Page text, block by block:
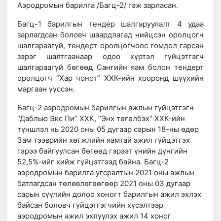
Аэродромын барилга /Багц-2/ гэж зарласан.
Багц-1 барилгын тендер шалгаруулалт 4 удаа
зарлагдсан боловч шаардлагад нийцсэн оролцогч
шалгараагүй, тендерт оролцогчоос гомдол гарсан
зэрэг шалтгаанаар одоо хүртэл гүйцэтгэгч
шалгараагүй бөгөөд Сангийн яам болон тендерт
оролцогч “Хар чонот” ХХК-ийн хооронд шүүхийн
маргаан үүссэн.
Багц-2 аэродромын барилгын ажлын гүйцэтгэгч
“Даблью Экс Пи” ХХК, “Энх төгөлбэх” ХХК-ийн
түншлэл нь 2020 оны 05 дугаар сарын 18-ны өдөр
Зам тээврийн хөгжлийн яамтай ажил гүйцэтгэх
гэрээ байгуулсан бөгөөд гэрээт үнийн дүнгийн
52,5%-ийг хийж гүйцэтгээд байна. Багц-2
аэродромын барилга угсралтын 2021 оны ажлын
батлагдсан төлөвлөгөөгөөр 2021 оны 03 дугаар
сарын сүүлийн долоо хоногт барилгын ажил эхлэх
байсан боловч гүйцэтгэгчийн хүсэлтээр
аэродромын ажил эхлүүлэх ажил 14 хоног